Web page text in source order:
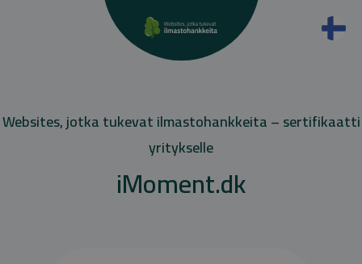
Websites, jotka tukevat ilmastohankkeita – sertifikaatti
yritykselle
iMoment.dk